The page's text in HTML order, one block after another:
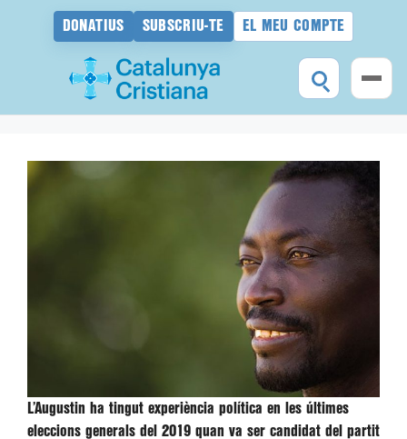
DONATIUS SUBSCRIU-TE EL MEU COMPTE
L’Augustin ha tingut experiència política en les últimes
eleccions generals del 2019 quan va ser candidat del partit